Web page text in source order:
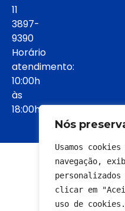
Nós
Usamos
navegação,
clicar em
uso de cookies.
11
3897-
9390
Horário
atendimento:
10:00h
às
18:00h:
© 2022 - Todos